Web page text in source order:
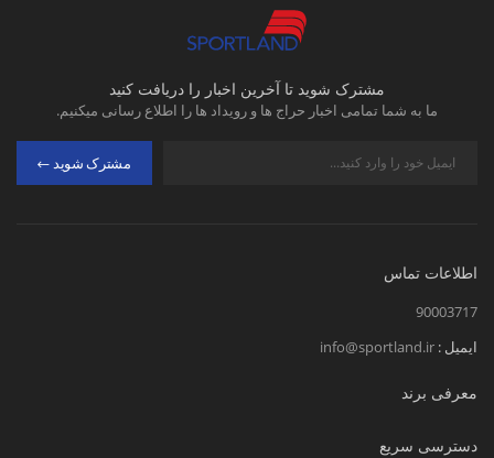
مشترک شوید تا آخرین اخبار را دریافت کنید
ما به شما تمامی اخبار حراج ها و رویداد ها را اطلاع رسانی میکنیم.
مشترک شوید
اطلاعات تماس
90003717
ایمیل : info@sportland.ir
معرفی برند
دسترسی سریع